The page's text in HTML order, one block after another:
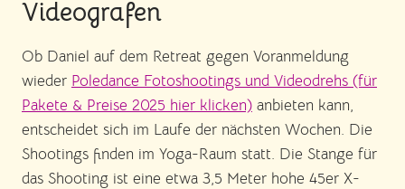
Videografen
Ob Daniel auf dem Retreat gegen Voranmeldung
wieder Poledance Fotoshootings und Videodrehs (für
Pakete & Preise 2025 hier klicken) anbieten kann,
entscheidet sich im Laufe der nächsten Wochen. Die
Shootings finden im Yoga-Raum statt. Die Stange für
das Shooting ist eine etwa 3,5 Meter hohe 45er X-